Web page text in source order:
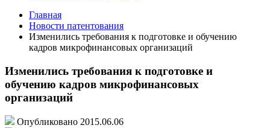
Главная
Новости патентования
Изменились требования к подготовке и обучению
кадров микрофинансовых организаций
Изменились требования к подготовке и
обучению кадров микрофинансовых
организаций
Опубликовано 2015.06.06